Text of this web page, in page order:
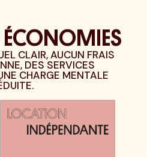
ÉCONOMIES
CLAIR, AUCUN FRAIS
DES SERVICES
CHARGE MENTALE